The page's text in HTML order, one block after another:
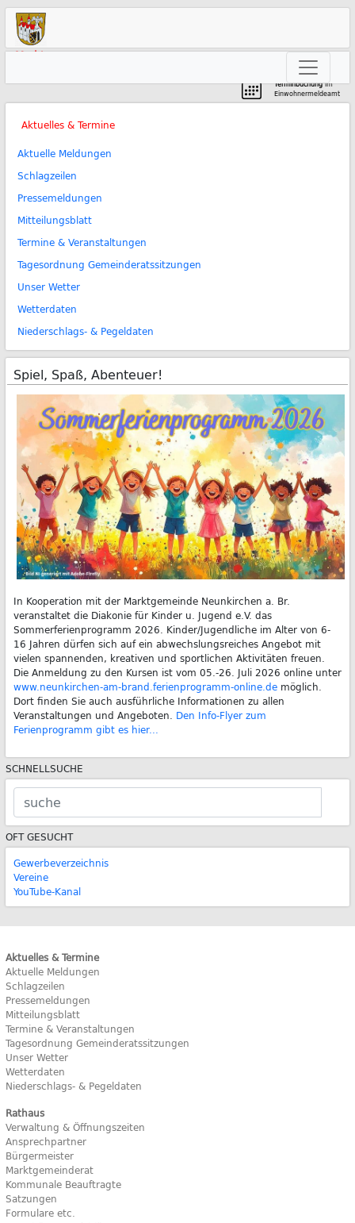
Markt
Terminbuchungim
Einwohnermeldeamt
Aktuelles & Termine
Aktuelle Meldungen
Schlagzeilen
Pressemeldungen
Mitteilungsblatt
Termine & Veranstaltungen
Tagesordnung Gemeinderatssitzungen
Unser Wetter
Wetterdaten
Niederschlags- & Pegeldaten
Spiel, Spaß, Abenteuer!
In Kooperation mit der Marktgemeinde Neunkirchen a. Br.
veranstaltet die Diakonie für Kinder u. Jugend e.V. das
Sommerferienprogramm 2026. Kinder/Jugendliche im Alter von 6-
16 Jahren dürfen sich auf ein abwechslungsreiches Angebot mit
vielen spannenden, kreativen und sportlichen Aktivitäten freuen.
Die Anmeldung zu den Kursen ist vom 05.-26. Juli 2026 online unter
www.neunkirchen-am-brand.ferienprogramm-online.de möglich.
Dort finden Sie auch ausführliche Informationen zu allen
Veranstaltungen und Angeboten. Den Info-Flyer zum
Ferienprogramm gibt es hier...
SCHNELLSUCHE
OFT GESUCHT
Gewerbeverzeichnis
Vereine
YouTube-Kanal
Aktuelles & Termine
Aktuelle Meldungen
Schlagzeilen
Pressemeldungen
Mitteilungsblatt
Termine & Veranstaltungen
Tagesordnung Gemeinderatssitzungen
Unser Wetter
Wetterdaten
Niederschlags- & Pegeldaten
Rathaus
Verwaltung & Öffnungszeiten
Ansprechpartner
Bürgermeister
Marktgemeinderat
Kommunale Beauftragte
Satzungen
Formulare etc.